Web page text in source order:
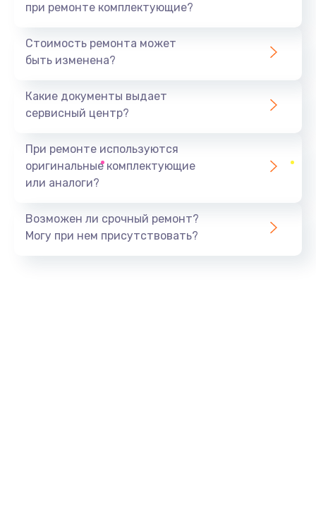
при ремонте комплектующие?
Стоимость ремонта может
быть изменена?
Какие документы выдает
сервисный центр?
При ремонте используются
оригинальные комплектующие
или аналоги?
Возможен ли срочный ремонт?
Могу при нем присутствовать?